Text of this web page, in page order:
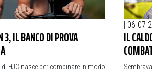
3, IL BANCO DI PROVA
di HJC nasce per combinare in modo
06-07-
IL
Sembrava